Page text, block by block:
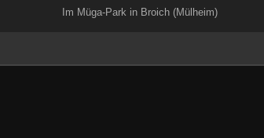
Im Müga-Park in Broich (Mülheim)